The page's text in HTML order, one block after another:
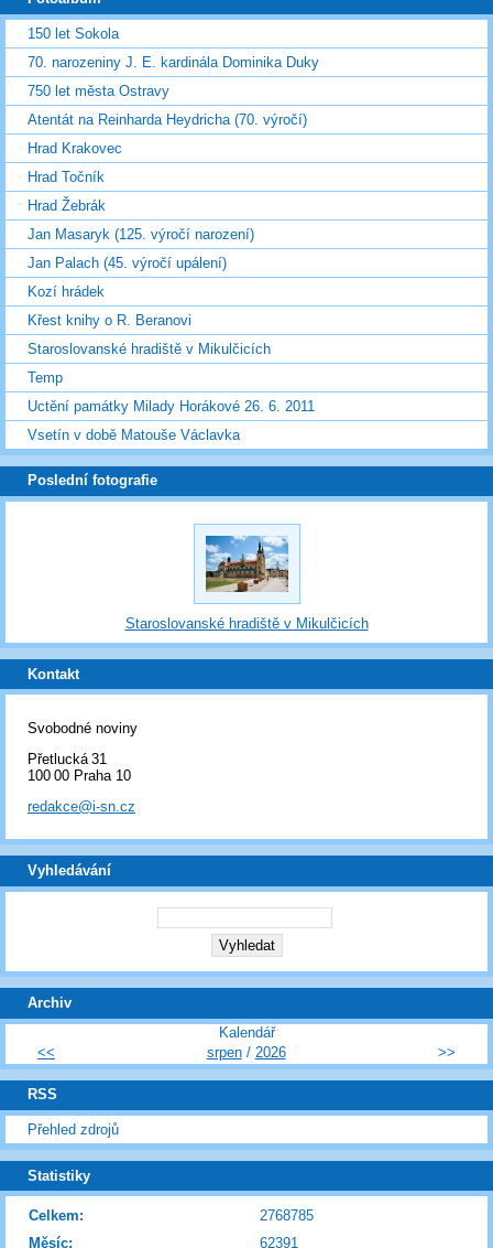
150 let Sokola
70. narozeniny J. E. kardinála Dominika Duky
750 let města Ostravy
Atentát na Reinharda Heydricha (70. výročí)
Hrad Krakovec
Hrad Točník
Hrad Žebrák
Jan Masaryk (125. výročí narození)
Jan Palach (45. výročí upálení)
Kozí hrádek
Křest knihy o R. Beranovi
Staroslovanské hradiště v Mikulčicích
Temp
Uctění památky Milady Horákové 26. 6. 2011
Vsetín v době Matouše Václavka
Poslední fotografie
Staroslovanské hradiště v Mikulčicích
Kontakt
Svobodné noviny
Přetlucká 31
100 00 Praha 10
redakce@i-sn.cz
Vyhledávání
Archiv
Kalendář
<<
srpen/ 2026 >>
RSS
Přehled zdrojů
Statistiky
Celkem:
2768785
Měsíc:
62391